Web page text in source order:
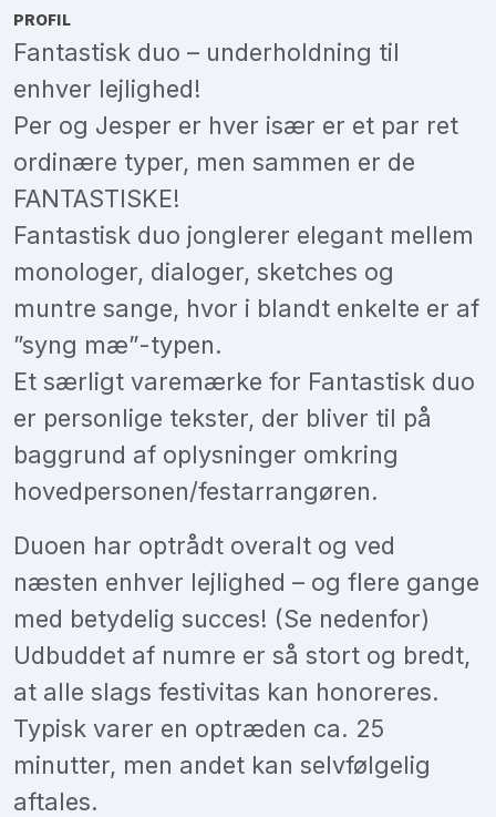
PROFIL
Fantastisk duo – underholdning til
enhver lejlighed!
Per og Jesper er hver især er et par ret
ordinære typer, men sammen er de
FANTASTISKE!
Fantastisk duo jonglerer elegant mellem
monologer, dialoger, sketches og
muntre sange, hvor i blandt enkelte er af
”syng mæ”-typen.
Et særligt varemærke for Fantastisk duo
er personlige tekster, der bliver til på
baggrund af oplysninger omkring
hovedpersonen/festarrangøren.
Duoen har optrådt overalt og ved
næsten enhver lejlighed – og flere gange
med betydelig succes! (Se nedenfor)
Udbuddet af numre er så stort og bredt,
at alle slags festivitas kan honoreres.
Typisk varer en optræden ca. 25
minutter, men andet kan selvfølgelig
aftales.